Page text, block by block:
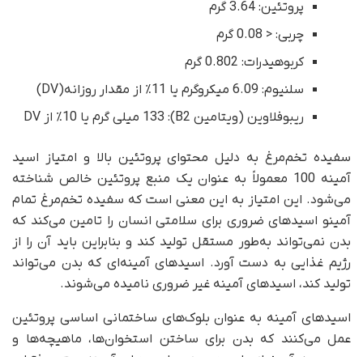
پروتئین: 3.64 گرم
چربی: < 0.08 گرم
کربوهیدرات: 0.802 گرم
سلنیوم: 6.09 میکروگرم یا 11٪ از مقدار روزانه(DV)
ریبوفلاوین (ویتامین B2): 133 میلی گرم یا 10٪ از DV
سفیده تخم‌مرغ به دلیل محتوای پروتئین بالا و امتیاز اسید
آمینه 100 معمولاً به عنوان یک منبع پروتئین خالص شناخته
می‌شود. این امتیاز به این معنی است که سفیده تخم‌مرغ تمام
آمینو اسیدهای ضروری برای سلامتی انسان را تامین می‌کند که
بدن نمی‌تواند به‌طور مستقل تولید کند و بنابراین باید آن را از
رژیم غذایی به دست آورد. اسیدهای آمینه‌ای که بدن می‌تواند
تولید کند، اسیدهای آمینه غیر ضروری نامیده می‌شوند.
اسیدهای آمینه به عنوان بلوک‌های ساختمانی اساسی پروتئین
عمل می‌کنند که بدن برای ساختن استخوان‌ها، ماهیچه‌ها و